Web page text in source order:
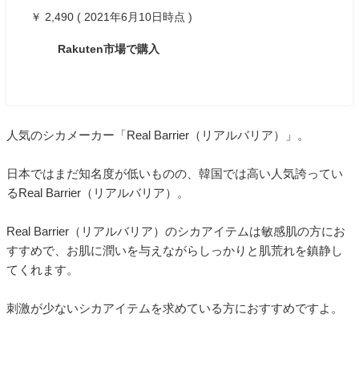
￥ 2,490 ( 2021年6月10日時点 )
Rakuten市場で購入
人気のシカメーカー「Real Barrier（リアルバリア）」。
日本ではまだ知名度が低いものの、韓国では高い人気誇ってい
るReal Barrier（リアルバリア）。
Real Barrier（リアルバリア）のシカアイテムは敏感肌の方にお
すすめで、お肌に潤いを与えながらしっかりと肌荒れを鎮静し
てくれます。
刺激が少ないシカアイテムを求めている方におすすめですよ。